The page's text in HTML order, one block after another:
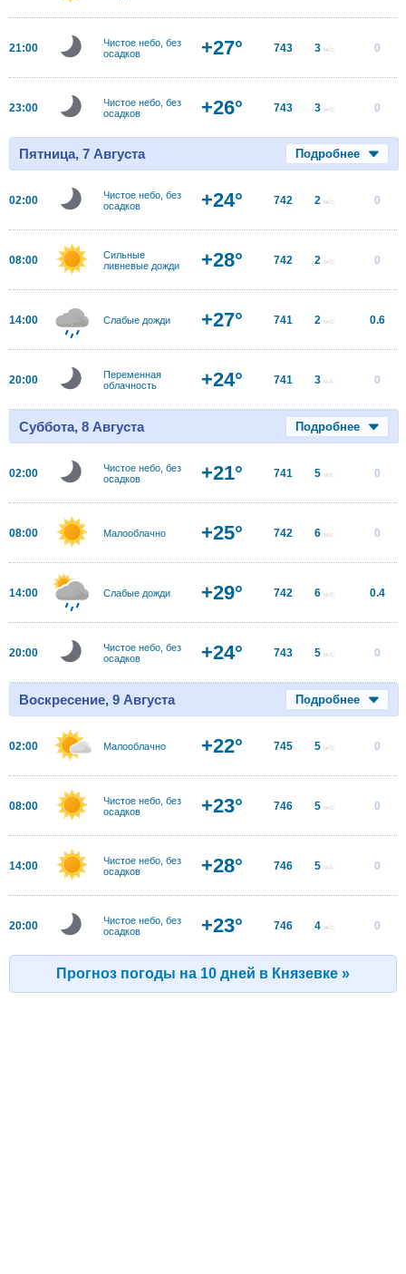
21:00
Чистое небо, без
осадков
+27° 743 3 м/с 0
23:00
Чистое небо, без
осадков
+26° 743 3 м/с 0
Пятница, 7 Августа Подробнее
02:00
Чистое небо, без
осадков
+24° 742 2 м/с 0
08:00
Сильные
ливневые дожди
+28° 742 2 м/с 0
14:00 Слабые дожди +27° 741 2 м/с 0.6
20:00
Переменная
облачность
+24° 741 3 м/с 0
Суббота, 8 Августа Подробнее
02:00
Чистое небо, без
осадков
+21° 741 5 м/с 0
08:00 Малооблачно +25° 742 6 м/с 0
14:00 Слабые дожди +29° 742 6 м/с 0.4
20:00
Чистое небо, без
осадков
+24° 743 5 м/с 0
Воскресение, 9 Августа Подробнее
02:00 Малооблачно +22° 745 5 м/с 0
08:00
Чистое небо, без
осадков
+23° 746 5 м/с 0
14:00
Чистое небо, без
осадков
+28° 746 5 м/с 0
20:00
Чистое небо, без
осадков
+23° 746 4 м/с 0
Прогноз погоды на 10 дней в Князевке »